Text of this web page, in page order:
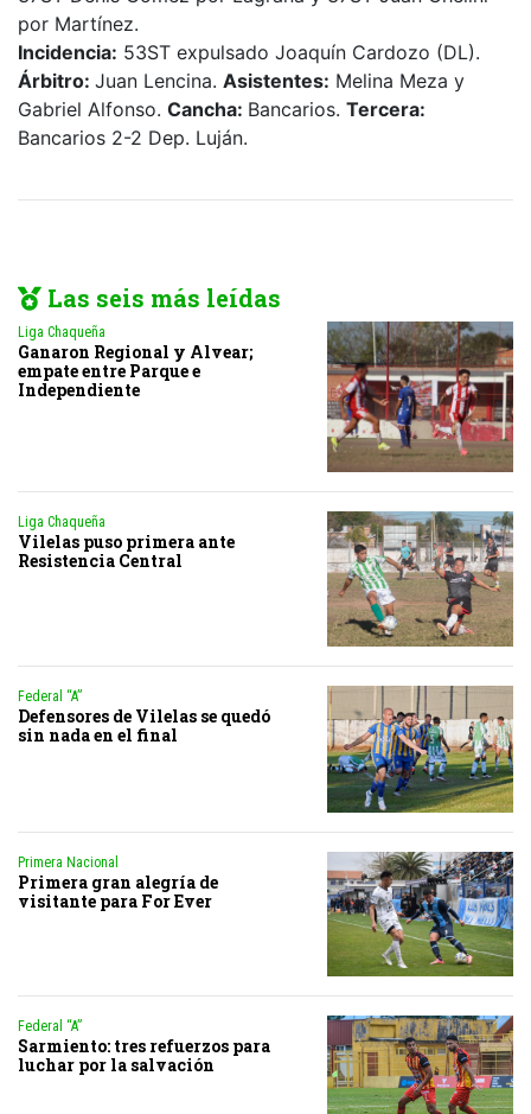
por Martínez.
Incidencia: 53ST expulsado Joaquín Cardozo (DL).
Árbitro: Juan Lencina. Asistentes: Melina Meza y
Gabriel Alfonso. Cancha: Bancarios. Tercera:
Bancarios 2-2 Dep. Luján.
Las seis más leídas
Liga Chaqueña
Ganaron Regional y Alvear;
empate entre Parque e
Independiente
Liga Chaqueña
Vilelas puso primera ante
Resistencia Central
Federal “A”
Defensores de Vilelas se quedó
sin nada en el final
Primera Nacional
Primera gran alegría de
visitante para For Ever
Federal “A”
Sarmiento: tres refuerzos para
luchar por la salvación